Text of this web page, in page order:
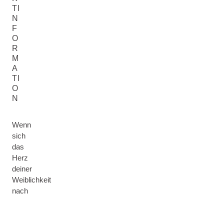
TI
N
F
O
R
M
A
TI
O
N
Wenn
sich
das
Herz
deiner
Weiblichkeit
nach